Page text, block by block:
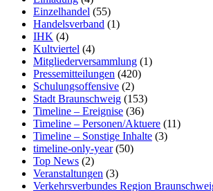
Einzelhandel (55)
Handelsverband (1)
IHK (4)
Kultviertel (4)
Mitgliederversammlung (1)
Pressemitteilungen (420)
Schulungsoffensive (2)
Stadt Braunschweig (153)
Timeline – Ereignise (36)
Timeline – Personen/Aktuere (11)
Timeline – Sonstige Inhalte (3)
timeline-only-year(50)
Top News (2)
Veranstaltungen (3)
Verkehrsverbundes Region